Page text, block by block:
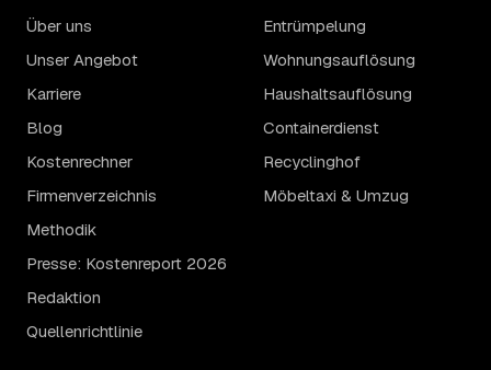
Über uns
Unser Angebot
Karriere
Blog
Kostenrechner
Firmenverzeichnis
Methodik
Presse: Kostenreport 2026
Redaktion
Quellenrichtlinie
Entrümpelung
Wohnungsauflösung
Haushaltsauflösung
Containerdienst
Recyclinghof
Möbeltaxi & Umzug